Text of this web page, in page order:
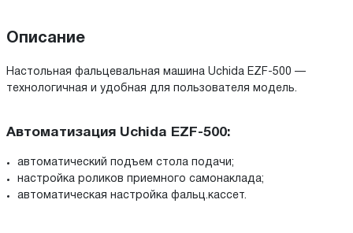
Описание
Настольная фальцевальная машина Uchida EZF-500 —
технологичная и удобная для пользователя модель.
Автоматизация Uchida EZF-500:
автоматический подъем стола подачи;
настройка роликов приемного самонаклада;
автоматическая настройка фальц.кассет.